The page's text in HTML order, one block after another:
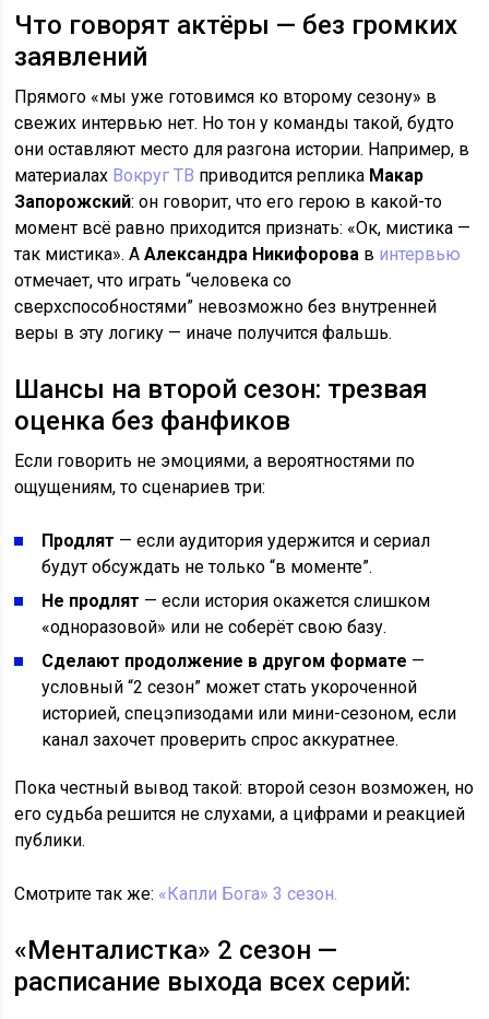
Что говорят актёры — без громких
заявлений
Прямого «мы уже готовимся ко второму сезону» в
свежих интервью нет. Но тон у команды такой, будто
они оставляют место для разгона истории. Например, в
материалах Вокруг ТВ приводится реплика Макар
Запорожский: он говорит, что его герою в какой-то
момент всё равно приходится признать: «Ок, мистика —
так мистика». ААлександра Никифорова в интервью
отмечает, что играть “человека со
сверхспособностями” невозможно без внутренней
веры в эту логику — иначе получится фальшь.
Шансы на второй сезон: трезвая
оценка без фанфиков
Если говорить не эмоциями, а вероятностями по
ощущениям, то сценариев три:
Продлят — если аудитория удержится и сериал
будут обсуждать не только “в моменте”.
Не продлят — если история окажется слишком
«одноразовой» или не соберёт свою базу.
Сделают продолжение в другом формате —
условный “2 сезон” может стать укороченной
историей, спецэпизодами или мини-сезоном, если
канал захочет проверить спрос аккуратнее.
Пока честный вывод такой: второй сезон возможен, но
его судьба решится не слухами, а цифрами и реакцией
публики.
Смотрите так же: «Капли Бога» 3 сезон.
«Менталистка» 2 сезон —
расписание выхода всех серий: